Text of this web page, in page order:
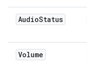
AudioStatus
Volume